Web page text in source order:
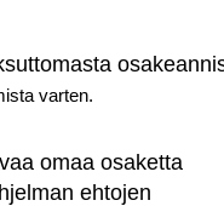
varten.
omaa osaketta
ehtojen